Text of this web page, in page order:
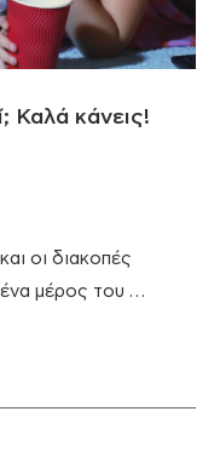
Καλά κάνεις!
οι διακοπές
ένα μέρος του …